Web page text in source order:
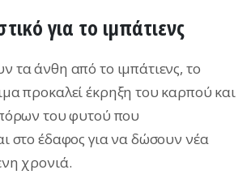
για το ιμπάτιενς
τα άνθη από το ιμπάτιενς, το
προκαλεί έκρηξη του καρπού και
του φυτού που
στο έδαφος για να δώσουν νέα
χρονιά.